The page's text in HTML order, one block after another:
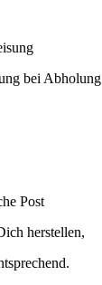
bei Abholung
Post
herstellen,